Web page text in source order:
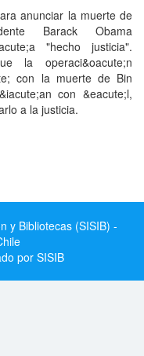
anunciar la muerte de
Barack Obama
"hecho justicia".
la operaci&oacute;n
con la muerte de Bin
con &eacute;l,
a la justicia.
y Bibliotecas (SISIB) -
por SISIB